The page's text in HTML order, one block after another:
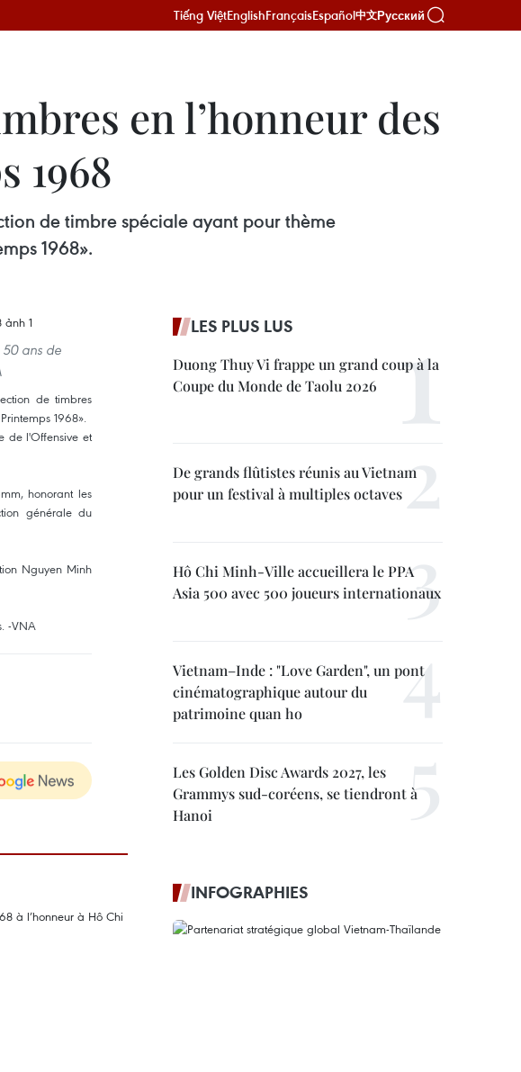
Tiếng ViệtEnglishFrançaisEspañol中文Русский
en l’honneur des
1968
de timbre spéciale ayant pour thème
1968».
ans de
de timbres
1968».
de l'Offensive et
honorant les
générale du
Nguyen Minh
-VNA
LES PLUS LUS
Duong Thuy Vi frappe un grand coup à la
Coupe du Monde de Taolu 2026
De grands flûtistes réunis au Vietnam
pour un festival à multiples octaves
Hô Chi Minh-Ville accueillera le PPA
Asia 500 avec 500 joueurs internationaux
Vietnam–Inde : "Love Garden", un pont
cinématographique autour du
patrimoine quan ho
Les Golden Disc Awards 2027, les
Grammys sud-coréens, se tiendront à
Hanoi
INFOGRAPHIES